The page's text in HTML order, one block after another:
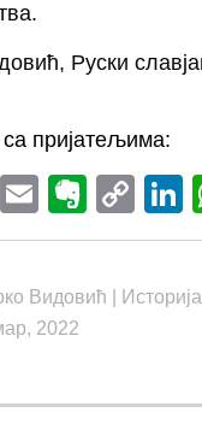
Руски
пријатељима:
Twitter
Email
Видовић
2022